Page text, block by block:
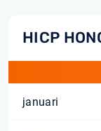
HICP
januari